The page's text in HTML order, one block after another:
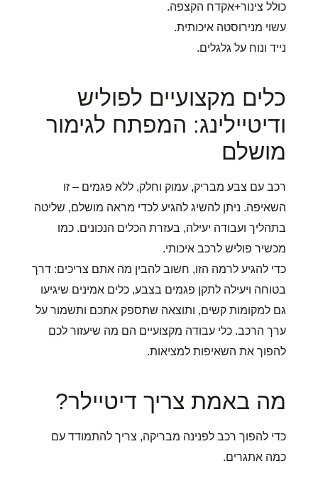
כולל צינור+אקדח הקצפה.
עשוי מנירוסטה איכותית.
נייד ונוח על גלגלים.
כלים מקצועיים לפוליש
ודיטיילינג: המפתח לגימור
מושלם
רכב עם צבע מבריק, עמוק וחלק, ללא פגמים – זו
השאיפה. ניתן להשיג להגיע לכדי מראה מושלם, שליטה
בתהליך ועבודה יעילה, בעזרת הכלים הנכונים. כמו
מכשיר פוליש לרכב איכותי.
כדי להגיע לרמה הזו, חשוב להבין מה אתם צריכים: דרך
בטוחה ויעילה לתקן פגמים בצבע, כלים אמינים שיגיעו
גם למקומות קשים, ותוצאה שתספק אתכם ותשמור על
ערך הרכב. כלי עבודה מקצועיים הם מה שיעזור לכם
להפוך את השאיפות למציאות.
מה באמת צריך דיטיילר?
כדי להפוך רכב לפנינה מבריקה, צריך להתמודד עם
כמה אתגרים.